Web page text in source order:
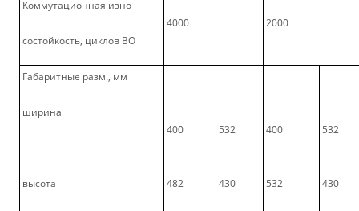
Коммутационная изно-
состойкость, циклов ВО
4000 2000
Габаритные разм., мм
ширина
400
532 400 532
высота 482 430 532 430